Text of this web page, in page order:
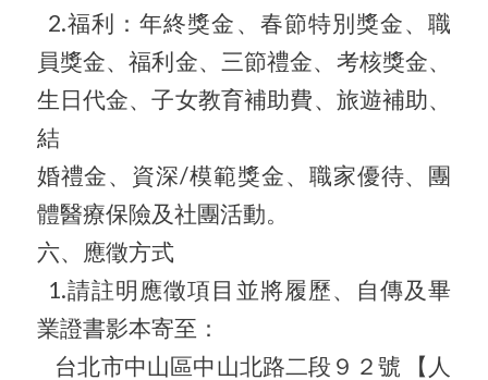
2.福利：年終獎金、春節特別獎金、職
員獎金、福利金、 三節禮金、考核獎金、
生日代金、子女教育補助費、旅遊補助、
結
婚禮金、資深/模範獎金、職家優待、團
體醫療保險及社團活動。
六、應徵方式
1.請註明應徵項目並將履歷、自傳及畢
業證書影本寄至：
台北市中山區中山北路二段９２號 【人